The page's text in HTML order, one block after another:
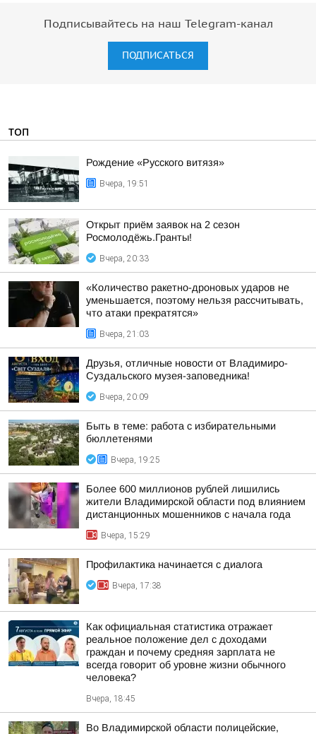
Подписывайтесь на наш Telegram-канал
ПОДПИСАТЬСЯ
ТОП
Рождение «Русского витязя»
Вчера, 19:51
Открыт приём заявок на 2 сезон
Росмолодёжь.Гранты!
Вчера, 20:33
«Количество ракетно-дроновых ударов не
уменьшается, поэтому нельзя рассчитывать,
что атаки прекратятся»
Вчера, 21:03
Друзья, отличные новости от Владимиро-
Суздальского музея-заповедника!
Вчера, 20:09
Быть в теме: работа с избирательными
бюллетенями
Вчера, 19:25
Более 600 миллионов рублей лишились
жители Владимирской области под влиянием
дистанционных мошенников с начала года
Вчера, 15:29
Профилактика начинается с диалога
Вчера, 17:38
Как официальная статистика отражает
реальное положение дел с доходами
граждан и почему средняя зарплата не
всегда говорит об уровне жизни обычного
человека?
Вчера, 18:45
Во Владимирской области полицейские,